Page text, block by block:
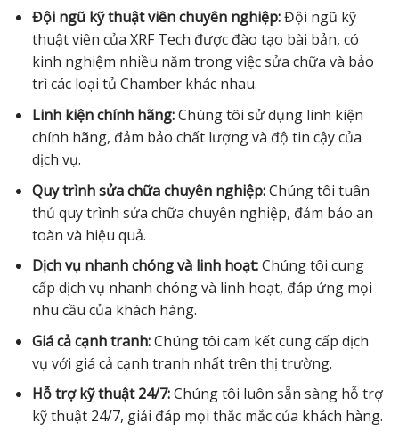
Đội ngũ kỹ thuật viên chuyên nghiệp:Đội ngũ kỹ
thuật viên của XRF Tech được đào tạo bài bản, có
kinh nghiệm nhiều năm trong việc sửa chữa và bảo
trì các loại tủ Chamber khác nhau.
Linh kiện chính hãng:Chúng tôi sử dụng linh kiện
chính hãng, đảm bảo chất lượng và độ tin cậy của
dịch vụ.
Quy trình sửa chữa chuyên nghiệp:Chúng tôi tuân
thủ quy trình sửa chữa chuyên nghiệp, đảm bảo an
toàn và hiệu quả.
Dịch vụ nhanh chóng và linh hoạt:Chúng tôi cung
cấp dịch vụ nhanh chóng và linh hoạt, đáp ứng mọi
nhu cầu của khách hàng.
Giá cả cạnh tranh:Chúng tôi cam kết cung cấp dịch
vụ với giá cả cạnh tranh nhất trên thị trường.
Hỗ trợ kỹ thuật 24/7:Chúng tôi luôn sẵn sàng hỗ trợ
kỹ thuật 24/7, giải đáp mọi thắc mắc của khách hàng.